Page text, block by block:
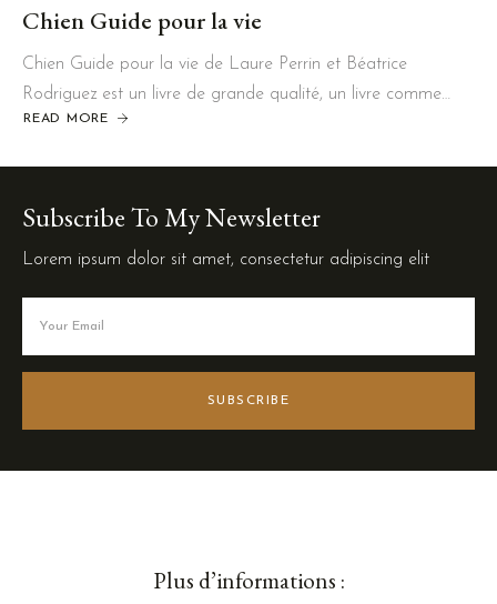
Chien Guide pour la vie
Chien Guide pour la vie de Laure Perrin et Béatrice
Rodriguez est un livre de grande qualité, un livre comme…
READ MORE
Subscribe To My Newsletter
Lorem ipsum dolor sit amet, consectetur adipiscing elit
SUBSCRIBE
Plus d’informations :